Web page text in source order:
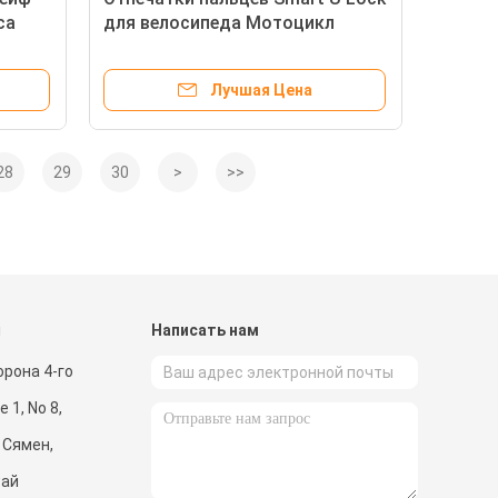
для велосипеда Мотоцикл
Тяжелый цинковый сплав
Лучшая Цена
29 30 > >>
4-го
1, No 8,
Сямен,
Написать нам